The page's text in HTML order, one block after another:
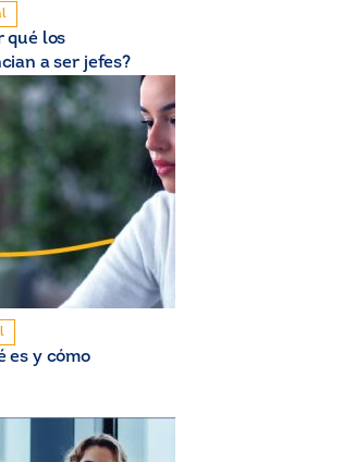
qué los
a ser jefes?
es y cómo